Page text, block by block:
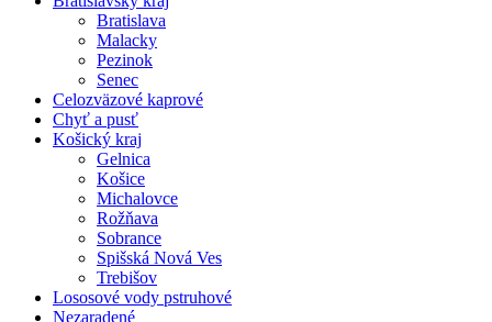
Bratislava
Malacky
Pezinok
Senec
Celozväzové kaprové
Chyť a pusť
Košický kraj
Gelnica
Košice
Michalovce
Rožňava
Sobrance
Spišská Nová Ves
Trebišov
Lososové vody pstruhové
Nezaradené